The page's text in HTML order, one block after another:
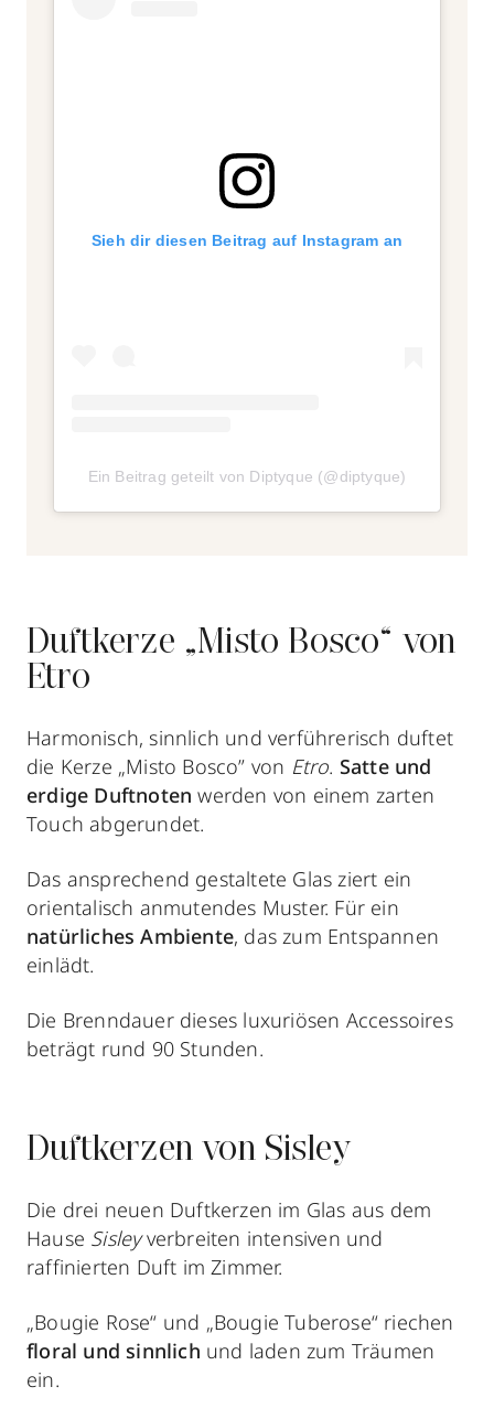
Sieh dir diesen Beitrag auf Instagram an
Ein Beitrag geteilt von Diptyque (@diptyque)
Duftkerze „Misto Bosco“ von
Etro
Harmonisch, sinnlich und verführerisch duftet
die Kerze „Misto Bosco” von Etro. Satte und
erdige Duftnotenwerden von einem zarten
Touch abgerundet.
Das ansprechend gestaltete Glas ziert ein
orientalisch anmutendes Muster. Für ein
natürliches Ambiente, das zum Entspannen
einlädt.
Die Brenndauer dieses luxuriösen Accessoires
beträgt rund 90 Stunden.
Duftkerzen von Sisley
Die drei neuen Duftkerzen im Glas aus dem
Hause Sisleyverbreiten intensiven und
raffinierten Duft im Zimmer.
„Bougie Rose“ und „Bougie Tuberose“ riechen
floral und sinnlich und laden zum Träumen
ein.